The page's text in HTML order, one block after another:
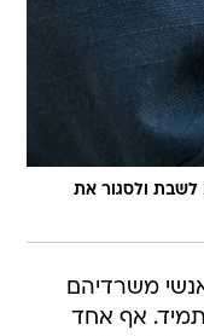
לשבת ולסגור את
משרדיהם
אף אחד